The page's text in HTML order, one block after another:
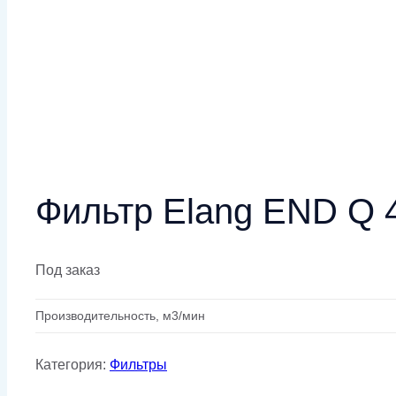
Фильтр Elang END Q
Под заказ
Производительность, м3/мин
Категория: Фильтры